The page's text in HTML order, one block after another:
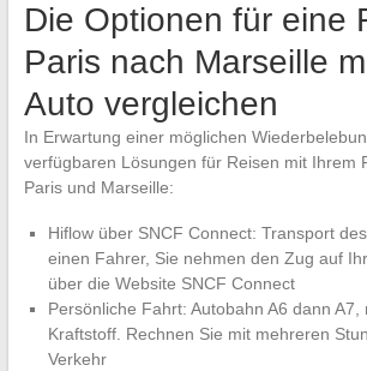
Die Optionen für eine
Paris nach Marseille
Auto vergleichen
In Erwartung einer möglichen
verfügbaren Lösungen für Reisen mit Ihrem
Paris und Marseille:
Hiflow über SNCF Connect: Transport
einen Fahrer, Sie nehmen den Zug auf
über die Website SNCF Connect
Persönliche Fahrt: Autobahn A6 dann A7,
Kraftstoff. Rechnen Sie mit mehreren
Verkehr